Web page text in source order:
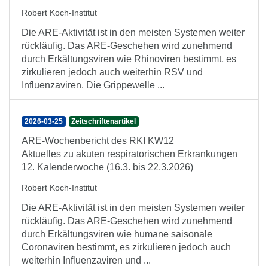
Robert Koch-Institut
Die ARE-Aktivität ist in den meisten Systemen weiter
rückläufig. Das ARE-Geschehen wird zunehmend
durch Erkältungsviren wie Rhinoviren bestimmt, es
zirkulieren jedoch auch weiterhin RSV und
Influenzaviren. Die Grippewelle ...
2026-03-25 Zeitschriftenartikel
ARE-Wochenbericht des RKI KW12
Aktuelles zu akuten respiratorischen Erkrankungen
12. Kalenderwoche (16.3. bis 22.3.2026)
Robert Koch-Institut
Die ARE-Aktivität ist in den meisten Systemen weiter
rückläufig. Das ARE-Geschehen wird zunehmend
durch Erkältungsviren wie humane saisonale
Coronaviren bestimmt, es zirkulieren jedoch auch
weiterhin Influenzaviren und ...